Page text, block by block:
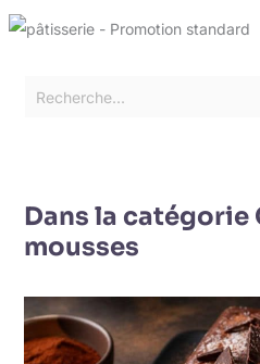
Dans la catégorie
mousses